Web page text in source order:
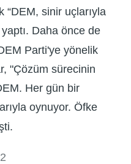
sinir uçlarıyla
Daha önce de
Parti'ye yönelik
"Çözüm sürecinin
Her gün bir
oynuyor. Öfke